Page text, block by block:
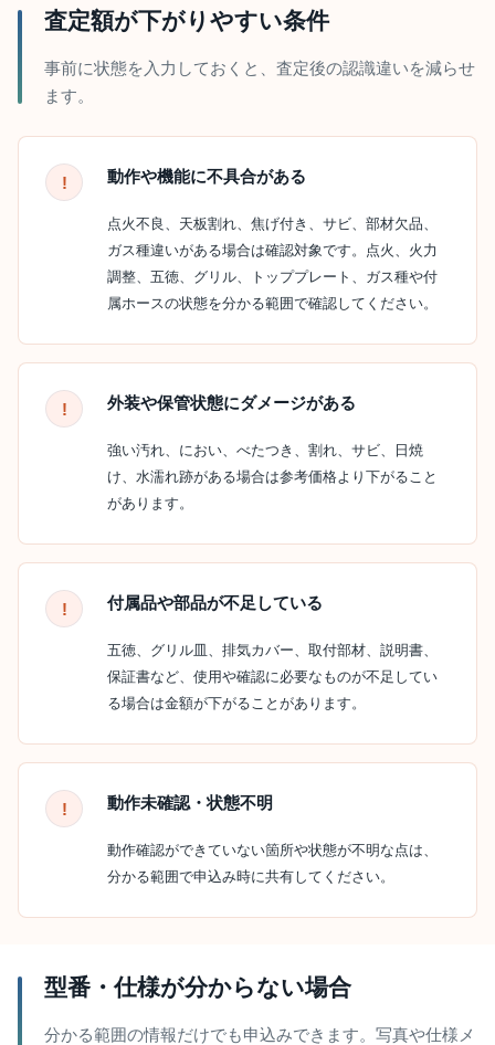
査定額が下がりやすい条件
事前に状態を入力しておくと、査定後の認識違いを減らせ
ます。
動作や機能に不具合がある
点火不良、天板割れ、焦げ付き、サビ、部材欠品、
ガス種違いがある場合は確認対象です。点火、火力
調整、五徳、グリル、トッププレート、ガス種や付
属ホースの状態を分かる範囲で確認してください。
外装や保管状態にダメージがある
強い汚れ、におい、べたつき、割れ、サビ、日焼
け、水濡れ跡がある場合は参考価格より下がること
があります。
付属品や部品が不足している
五徳、グリル皿、排気カバー、取付部材、説明書、
保証書など、使用や確認に必要なものが不足してい
る場合は金額が下がることがあります。
動作未確認・状態不明
動作確認ができていない箇所や状態が不明な点は、
分かる範囲で申込み時に共有してください。
型番・仕様が分からない場合
分かる範囲の情報だけでも申込みできます。写真や仕様メ